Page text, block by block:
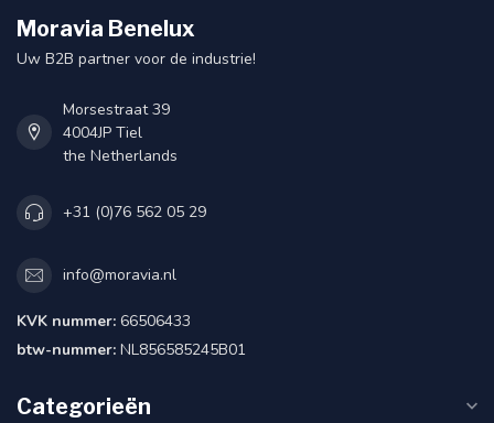
Moravia Benelux
Uw B2B partner voor de industrie!
Morsestraat 39
4004JP Tiel
the Netherlands
+31 (0)76 562 05 29
info@moravia.nl
KVK nummer: 66506433
btw-nummer: NL856585245B01
Categorieën